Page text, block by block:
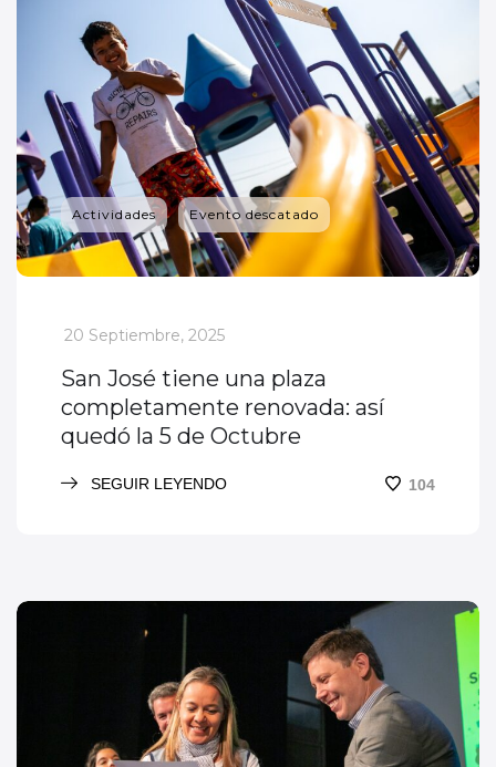
Actividades Evento descatado
_
20 Septiembre, 2025
San José tiene una plaza
completamente renovada: así
quedó la 5 de Octubre
SEGUIR LEYENDO 104